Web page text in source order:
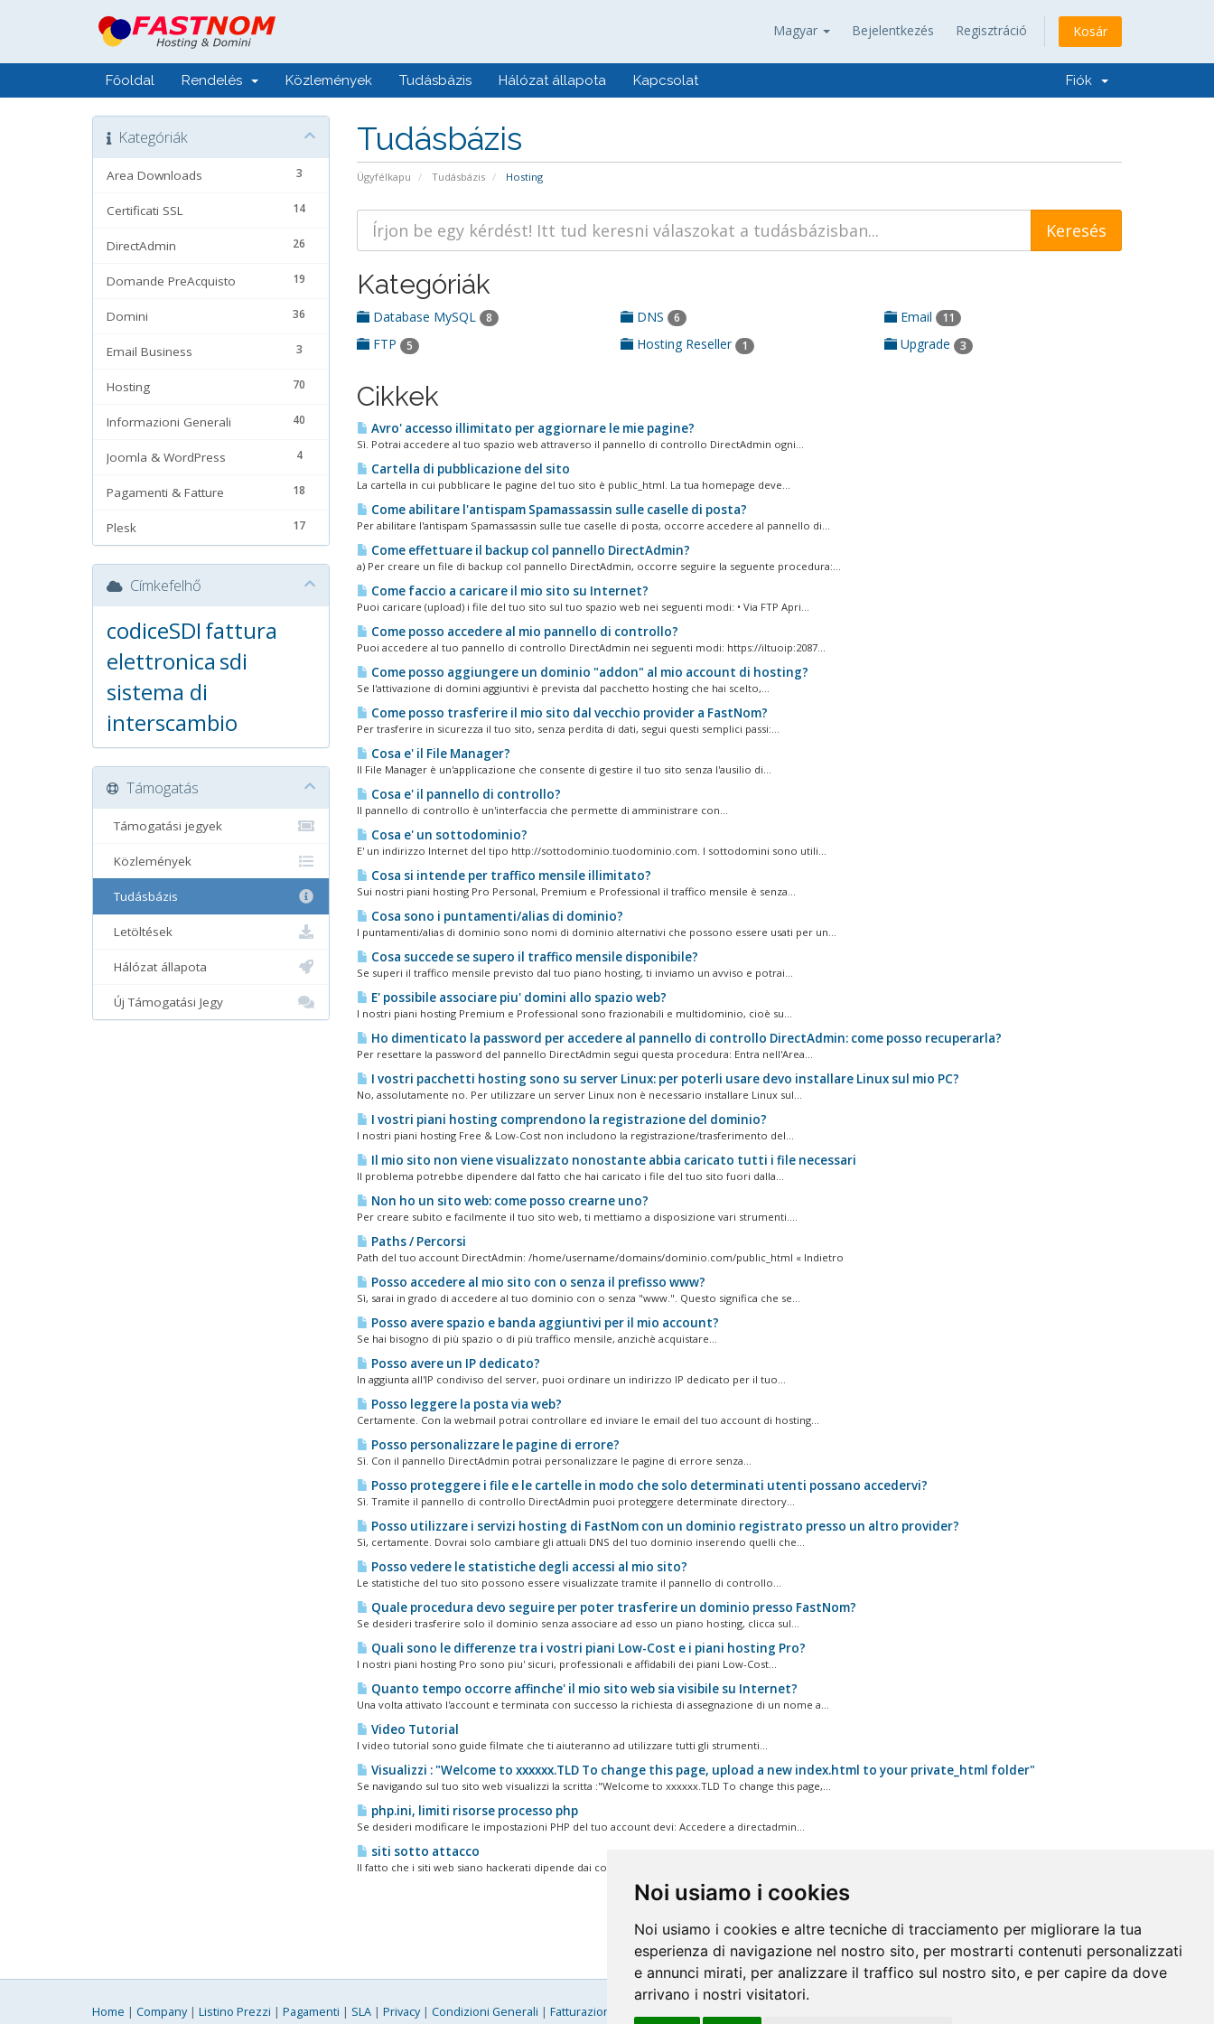
Noi usiamo i cookies
Noi usiamo i cookies e altre tecniche di tracciamento per migliorare la tua
esperienza di navigazione nel nostro sito, per mostrarti contenuti personalizzati
e annunci mirati, per analizzare il traffico sul nostro sito, e per capire da dove
arrivano i nostri visitatori.
Magyar Bejelentkezés Regisztráció Kosár
Főoldal Rendelés Közlemények Tudásbázis Hálózat állapota Kapcsolat Fiók
Tudásbázis
Ügyfélkapu Tudásbázis Hosting
Kategóriák
3
Area Downloads
14
Certificati SSL
26
DirectAdmin
19
Domande PreAcquisto
36
Domini
3
Email Business
70
Hosting
40
Informazioni Generali
4
Joomla & WordPress
18
Pagamenti & Fatture
17
Plesk
Kategóriák
Database MySQL 8 DNS 6 Email 11
FTP 5 Hosting Reseller 1 Upgrade 3
Cikkek
Avro' accesso illimitato per aggiornare le mie pagine?
Sì. Potrai accedere al tuo spazio web attraverso il pannello di controllo DirectAdmin ogni...
Cartella di pubblicazione del sito
La cartella in cui pubblicare le pagine del tuo sito è public_html. La tua homepage deve...
Come abilitare l'antispam Spamassassin sulle caselle di posta?
Per abilitare l'antispam Spamassassin sulle tue caselle di posta, occorre accedere al pannello di...
Come effettuare il backup col pannello DirectAdmin?
a) Per creare un file di backup col pannello DirectAdmin, occorre seguire la seguente procedura:...
Come faccio a caricare il mio sito su Internet?
Puoi caricare (upload) i file del tuo sito sul tuo spazio web nei seguenti modi: • Via FTP Apri...
Come posso accedere al mio pannello di controllo?
Puoi accedere al tuo pannello di controllo DirectAdmin nei seguenti modi: https://iltuoip:2087...
Come posso aggiungere un dominio "addon" al mio account di hosting?
Se l'attivazione di domini aggiuntivi è prevista dal pacchetto hosting che hai scelto,...
Come posso trasferire il mio sito dal vecchio provider a FastNom?
Per trasferire in sicurezza il tuo sito, senza perdita di dati, segui questi semplici passi:...
Cosa e' il File Manager?
Il File Manager è un'applicazione che consente di gestire il tuo sito senza l'ausilio di...
Cosa e' il pannello di controllo?
Il pannello di controllo è un'interfaccia che permette di amministrare con...
Cosa e' un sottodominio?
E' un indirizzo Internet del tipo http://sottodominio.tuodominio.com. I sottodomini sono utili...
Cosa si intende per traffico mensile illimitato?
Sui nostri piani hosting Pro Personal, Premium e Professional il traffico mensile è senza...
Cosa sono i puntamenti/alias di dominio?
I puntamenti/alias di dominio sono nomi di dominio alternativi che possono essere usati per un...
Cosa succede se supero il traffico mensile disponibile?
Se superi il traffico mensile previsto dal tuo piano hosting, ti inviamo un avviso e potrai...
E' possibile associare piu' domini allo spazio web?
I nostri piani hosting Premium e Professional sono frazionabili e multidominio, cioè su...
Ho dimenticato la password per accedere al pannello di controllo DirectAdmin: come posso recuperarla?
Per resettare la password del pannello DirectAdmin segui questa procedura: Entra nell'Area...
I vostri pacchetti hosting sono su server Linux: per poterli usare devo installare Linux sul mio PC?
No, assolutamente no. Per utilizzare un server Linux non è necessario installare Linux sul...
I vostri piani hosting comprendono la registrazione del dominio?
I nostri piani hosting Free & Low-Cost non includono la registrazione/trasferimento del...
Il mio sito non viene visualizzato nonostante abbia caricato tutti i file necessari
Il problema potrebbe dipendere dal fatto che hai caricato i file del tuo sito fuori dalla...
Non ho un sito web: come posso crearne uno?
Per creare subito e facilmente il tuo sito web, ti mettiamo a disposizione vari strumenti....
Paths / Percorsi
Path del tuo account DirectAdmin: /home/username/domains/dominio.com/public_html « Indietro
Posso accedere al mio sito con o senza il prefisso www?
Sì, sarai in grado di accedere al tuo dominio con o senza "www.". Questo significa che se...
Posso avere spazio e banda aggiuntivi per il mio account?
Se hai bisogno di più spazio o di più traffico mensile, anzichè acquistare...
Posso avere un IP dedicato?
In aggiunta all'IP condiviso del server, puoi ordinare un indirizzo IP dedicato per il tuo...
Posso leggere la posta via web?
Certamente. Con la webmail potrai controllare ed inviare le email del tuo account di hosting...
Posso personalizzare le pagine di errore?
Sì. Con il pannello DirectAdmin potrai personalizzare le pagine di errore senza...
Posso proteggere i file e le cartelle in modo che solo determinati utenti possano accedervi?
Sì. Tramite il pannello di controllo DirectAdmin puoi proteggere determinate directory...
Posso utilizzare i servizi hosting di FastNom con un dominio registrato presso un altro provider?
Sì, certamente. Dovrai solo cambiare gli attuali DNS del tuo dominio inserendo quelli che...
Posso vedere le statistiche degli accessi al mio sito?
Le statistiche del tuo sito possono essere visualizzate tramite il pannello di controllo...
Quale procedura devo seguire per poter trasferire un dominio presso FastNom?
Se desideri trasferire solo il dominio senza associare ad esso un piano hosting, clicca sul...
Quali sono le differenze tra i vostri piani Low-Cost e i piani hosting Pro?
I nostri piani hosting Pro sono piu' sicuri, professionali e affidabili dei piani Low-Cost...
Quanto tempo occorre affinche' il mio sito web sia visibile su Internet?
Una volta attivato l'account e terminata con successo la richiesta di assegnazione di un nome a...
Video Tutorial
I video tutorial sono guide filmate che ti aiuteranno ad utilizzare tutti gli strumenti...
Visualizzi : "Welcome to xxxxxx.TLD To change this page, upload a new index.html to your private_html folder"
Se navigando sul tuo sito web visualizzi la scritta :"Welcome to xxxxxx.TLD To change this page,...
php.ini, limiti risorse processo php
Se desideri modificare le impostazioni PHP del tuo account devi: Accedere a directadmin...
siti sotto attacco
Il fatto che i siti web siano hackerati dipende dai contenuti dei siti stessi, non dalle...
Címkefelhő
codiceSDI fattura
elettronica sdi
sistema di
interscambio
Támogatás
Támogatási jegyek
Közlemények
Tudásbázis
Letöltések
Hálózat állapota
Új Támogatási Jegy
Home | Company| Listino Prezzi | Pagamenti | SLA | Privacy| Condizioni Generali | Fatturazione Elettronica